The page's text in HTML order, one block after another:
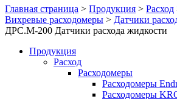
Главная страница > Продукция > Расход
Вихревые расходомеры > Датчики
ДРС.М-200 Датчики расхода жидкости
Продукция
Расход
Расходомеры
Расходомеры
Расходомеры